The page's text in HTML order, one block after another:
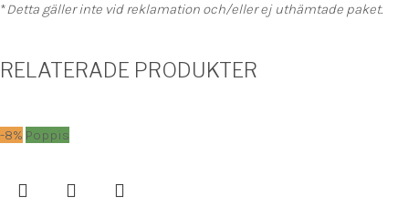
*Detta gäller inte vid reklamation och/eller ej uthämtade paket.
RELATERADE PRODUKTER
-8% Poppis